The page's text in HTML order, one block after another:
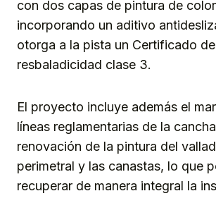
con dos capas de pintura de
incorporando un aditivo
otorga a la pista un Certificado de
resbaladicidad clase 3.
El proyecto incluye además el
líneas reglamentarias de la
renovación de la pintura del
perimetral y las canastas, lo que
recuperar de manera integral la